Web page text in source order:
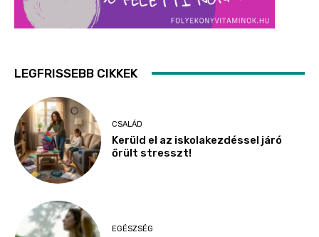
LEGFRISSEBB CIKKEK
CSALÁD
Kerüld el az iskolakezdéssel járó
őrült stresszt!
EGÉSZSÉG